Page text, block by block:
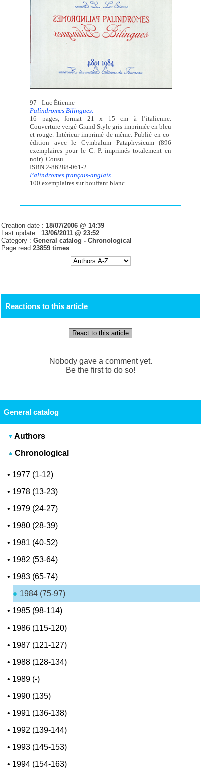
97 - Luc Étienne
Palindromes Bilingues.
16 pages, format 21 x 15 cm à l’italienne.
Couverture vergé Grand Style gris imprimée en bleu
et rouge. Intérieur imprimé de même. Publié en co-
édition avec le Cymbalum Pataphysicum (896
exemplaires pour le C. P. imprimés totalement en
noir). Cousu.
ISBN 2-86288-061-2.
Palindromes français-anglais.
100 exemplaires sur bouffant blanc.
Creation date : 18/07/2006 @ 14:39
Last update : 13/06/2011 @ 23:52
Category :General catalog -Chronological
Page read23859 times
Reactions to this article
React to this article
Nobody gave a comment yet.
Be the first to do so!
General catalog
Authors
Chronological
• 1977 (1-12)
• 1978 (13-23)
• 1979 (24-27)
• 1980 (28-39)
• 1981 (40-52)
• 1982 (53-64)
• 1983 (65-74)
1984 (75-97)
• 1985 (98-114)
• 1986 (115-120)
• 1987 (121-127)
• 1988 (128-134)
• 1989 (-)
• 1990 (135)
• 1991 (136-138)
• 1992 (139-144)
• 1993 (145-153)
• 1994 (154-163)